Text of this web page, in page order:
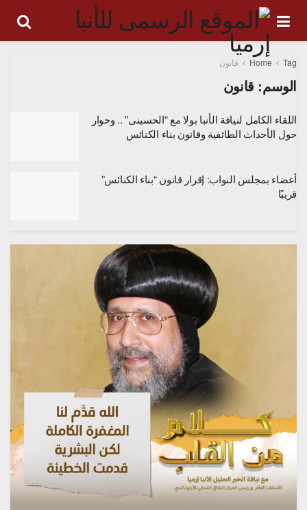
Home Tag قانون
الوسم: قانون
اللقاء الكامل لنيافة الأنبا بولا مع “الحسينى” .. وحوار
حول الأحداث الطائفية وقانون بناء الكنائس
أعضاء بمجلس النواب: إقرار قانون “بناء الكنائس”
قريبًا